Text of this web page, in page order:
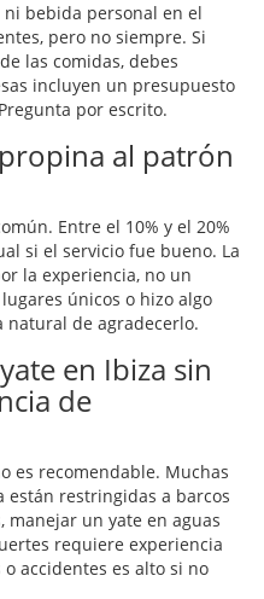
bebida personal en el
pero no siempre. Si
las comidas, debes
incluyen un presupuesto
por escrito.
al patrón
Entre el 10% y el 20%
si el servicio fue bueno. La
la experiencia, no un
únicos o hizo algo
natural de agradecerlo.
en Ibiza sin
de
es recomendable. Muchas
están restringidas a barcos
manejar un yate en aguas
requiere experiencia
accidentes es alto si no